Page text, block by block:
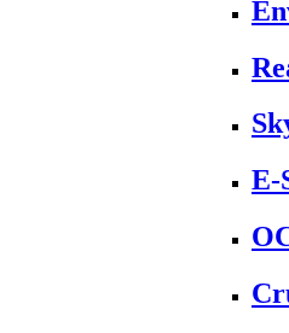
E-